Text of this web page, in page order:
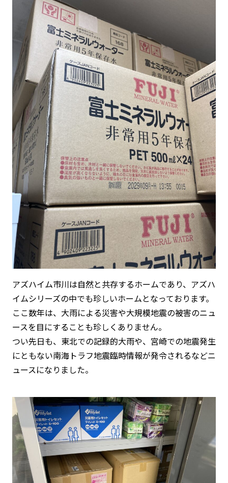
アズハイム市川は自然と共存するホームであり、アズハ
イムシリーズの中でも珍しいホームとなっております。
ここ数年は、大雨による災害や大規模地震の被害のニュ
ースを目にすることも珍しくありません。
つい先日も、東北での記録的大雨や、宮崎での地震発生
にともない南海トラフ地震臨時情報が発令されるなどニ
ュースになりました。